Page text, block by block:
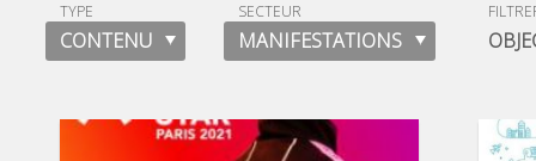
TYPE
CONTENU
SECTEUR
MANIFESTATIONS